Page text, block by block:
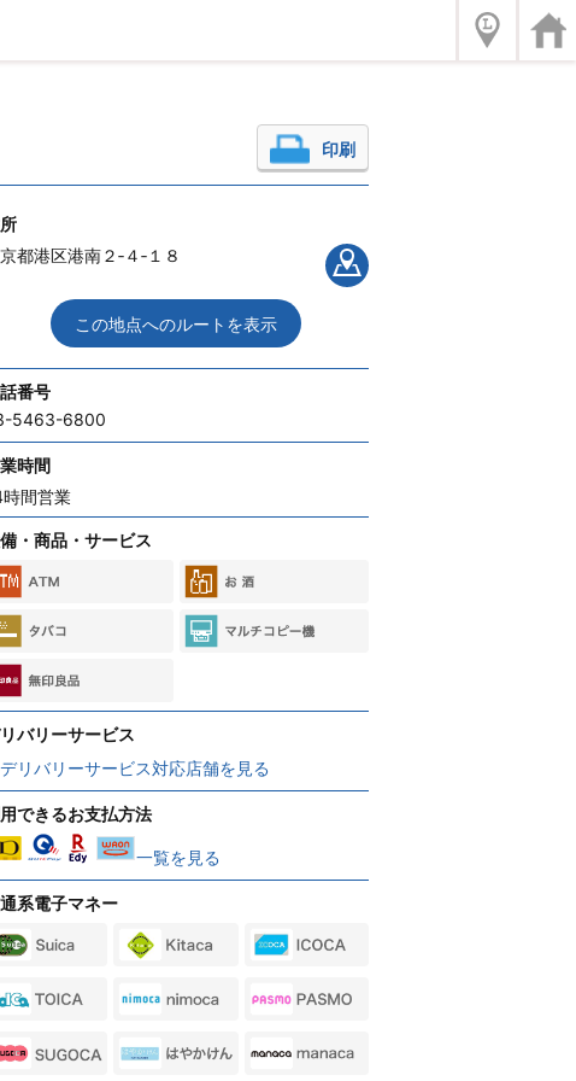
印刷
都港区港南２‐４‐１８
この地点へのルートを表示
番号
5463-6800
時間
間営業
・商品・サービス
バリーサービス
リバリーサービス対応店舗を見る
できるお支払方法
一覧を見る
系電子マネー